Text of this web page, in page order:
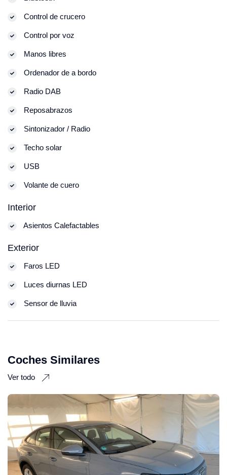
Control de crucero
Control por voz
Manos libres
Ordenador de a bordo
Radio DAB
Reposabrazos
Sintonizador / Radio
Techo solar
USB
Volante de cuero
Interior
Asientos Calefactables
Exterior
Faros LED
Luces diurnas LED
Sensor de lluvia
Coches Similares
Ver todo